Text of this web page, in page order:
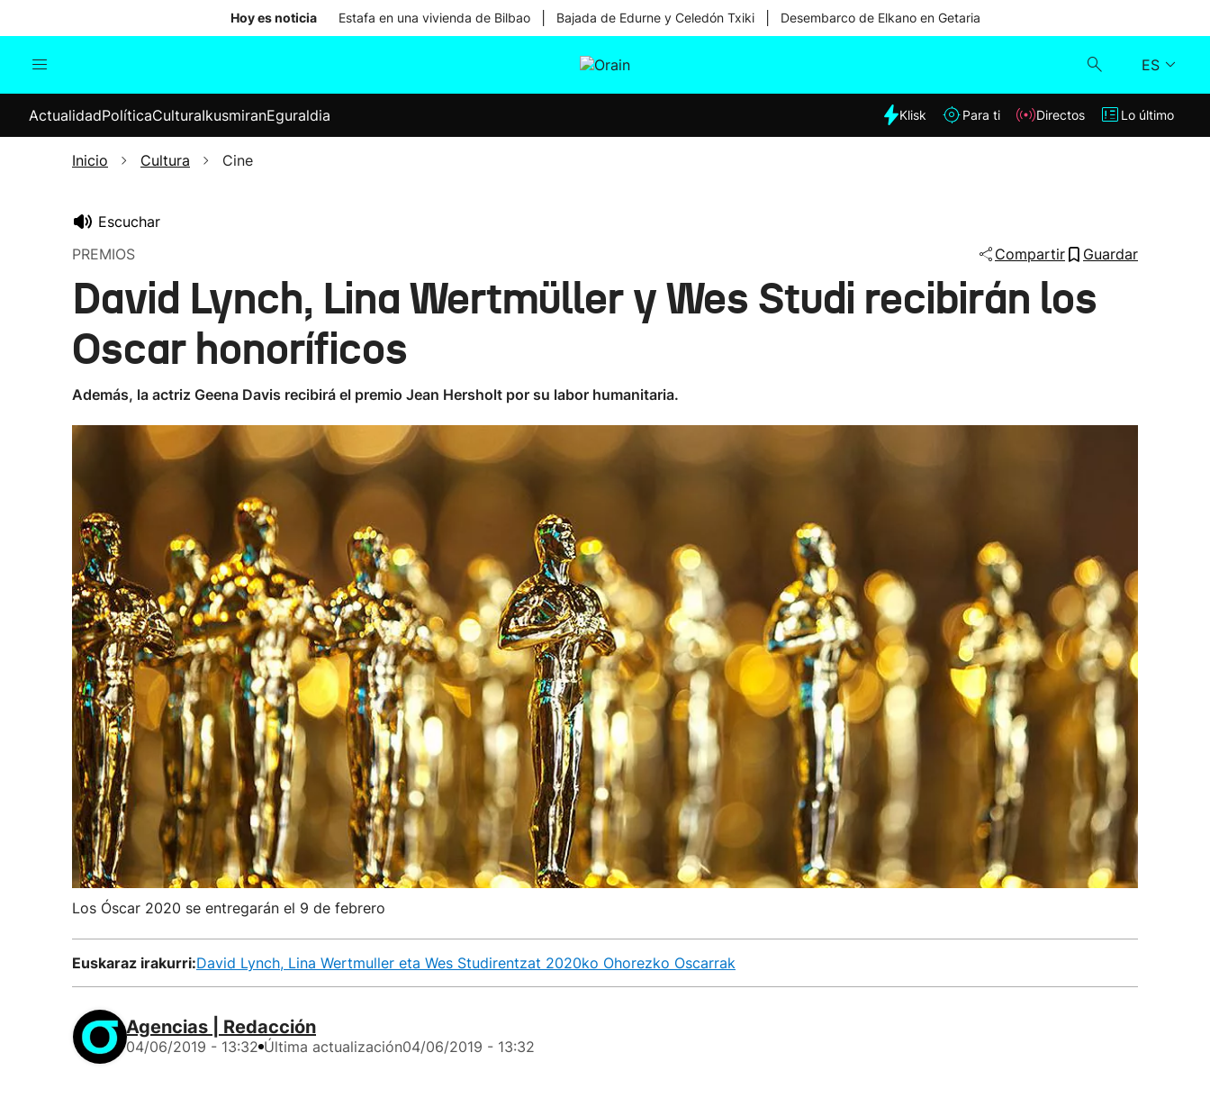
Hoy es noticia Estafa en una vivienda de Bilbao Bajada de Edurne y Celedón Txiki Desembarco de Elkano en Getaria
ES
Internacional
Elecciones
Klisk
ActualidadPolíticaCulturaIkusmiranEguraldia Klisk Para ti Directos Lo último
Inicio Cultura Cine
Escuchar
PREMIOS
Compartir Guardar
David Lynch, Lina Wertmüller y Wes Studi recibirán los
Oscar honoríficos
Además, la actriz Geena Davis recibirá el premio Jean Hersholt por su labor humanitaria.
Los Óscar 2020 se entregarán el 9 de febrero
Euskaraz irakurri:David Lynch, Lina Wertmuller eta Wes Studirentzat 2020ko Ohorezko Oscarrak
Agencias | Redacción
04/06/2019 - 13:32 Última actualización04/06/2019 - 13:32